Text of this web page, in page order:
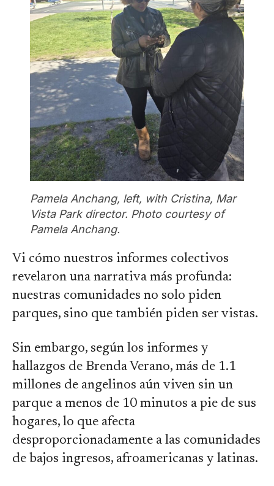
Pamela Anchang, left, with Cristina, Mar
Vista Park director. Photo courtesy of
Pamela Anchang.
Vi cómo nuestros informes colectivos
revelaron una narrativa más profunda:
nuestras comunidades no solo piden
parques, sino que también piden ser vistas.
Sin embargo, según los informes y
hallazgos de Brenda Verano, más de 1.1
millones de angelinos aún viven sin un
parque a menos de 10 minutos a pie de sus
hogares, lo que afecta
desproporcionadamente a las comunidades
de bajos ingresos, afroamericanas y latinas.